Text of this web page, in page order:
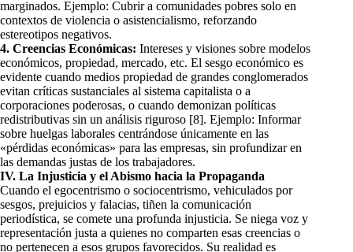
marginados. Ejemplo: Cubrir a comunidades pobres solo en
contextos de violencia o asistencialismo, reforzando
estereotipos negativos.
4. Creencias Económicas: Intereses y visiones sobre modelos
económicos, propiedad, mercado, etc. El sesgo económico es
evidente cuando medios propiedad de grandes conglomerados
evitan críticas sustanciales al sistema capitalista o a
corporaciones poderosas, o cuando demonizan políticas
redistributivas sin un análisis riguroso [8]. Ejemplo: Informar
sobre huelgas laborales centrándose únicamente en las
«pérdidas económicas» para las empresas, sin profundizar en
las demandas justas de los trabajadores.
IV. La Injusticia y el Abismo hacia la Propaganda
Cuando el egocentrismo o sociocentrismo, vehiculados por
sesgos, prejuicios y falacias, tiñen la comunicación
periodística, se comete una profunda injusticia. Se niega voz y
representación justa a quienes no comparten esas creencias o
no pertenecen a esos grupos favorecidos. Su realidad es